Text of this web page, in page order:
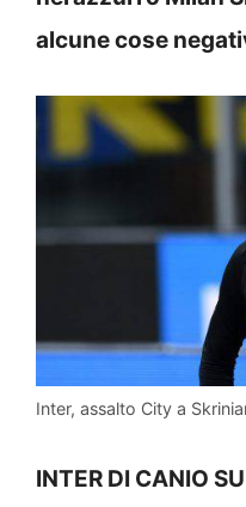
alcune cose
Inter, assalto City a
INTER DI CANIO